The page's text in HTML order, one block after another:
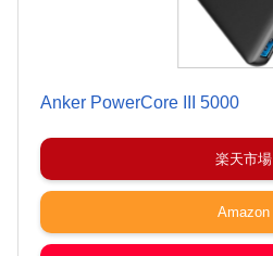
Anker PowerCore III 5000
楽天市場
Amazon